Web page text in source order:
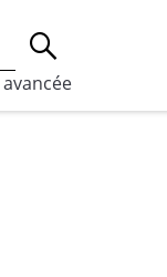
à des fins